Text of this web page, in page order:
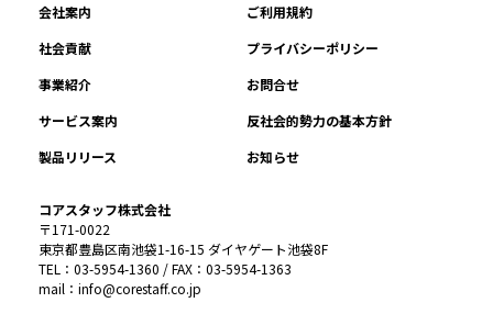
会社案内
ご利用規約
社会貢献
プライバシーポリシー
事業紹介
お問合せ
サービス案内
反社会的勢力の基本方針
製品リリース
お知らせ
コアスタッフ株式会社
〒171-0022
東京都豊島区南池袋1-16-15 ダイヤゲート池袋8F
TEL：03-5954-1360 / FAX：03-5954-1363
mail：info@corestaff.co.jp